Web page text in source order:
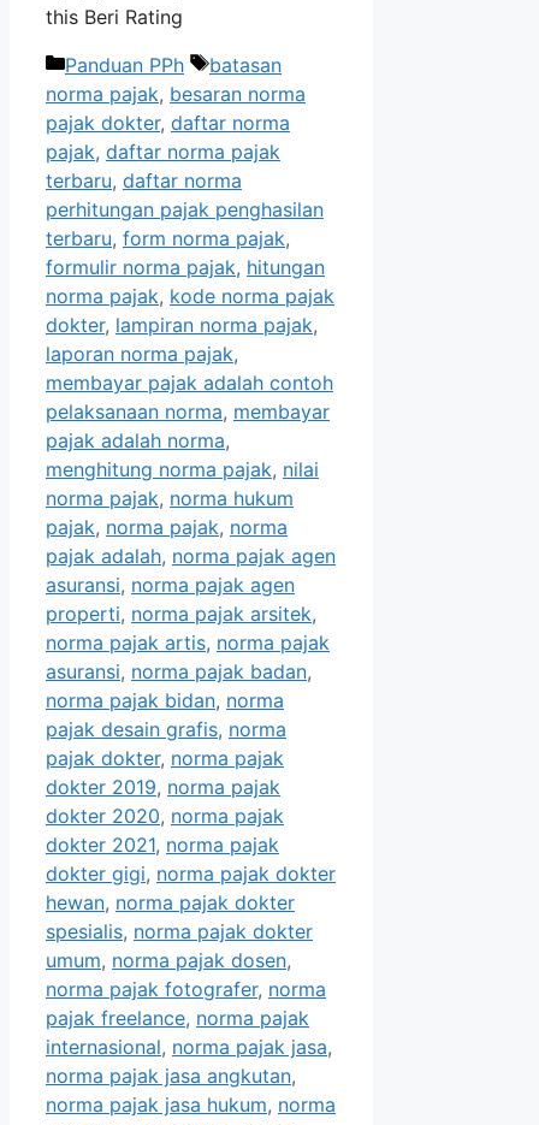
this Beri Rating
Kategori
Panduan PPh Tag
batasan
norma pajak, besaran norma
pajak dokter, daftar norma
pajak, daftar norma pajak
terbaru, daftar norma
perhitungan pajak penghasilan
terbaru, form norma pajak,
formulir norma pajak, hitungan
norma pajak, kode norma pajak
dokter, lampiran norma pajak,
laporan norma pajak,
membayar pajak adalah contoh
pelaksanaan norma, membayar
pajak adalah norma,
menghitung norma pajak, nilai
norma pajak, norma hukum
pajak, norma pajak, norma
pajak adalah, norma pajak agen
asuransi, norma pajak agen
properti, norma pajak arsitek,
norma pajak artis, norma pajak
asuransi, norma pajak badan,
norma pajak bidan, norma
pajak desain grafis, norma
pajak dokter, norma pajak
dokter 2019, norma pajak
dokter 2020, norma pajak
dokter 2021, norma pajak
dokter gigi, norma pajak dokter
hewan, norma pajak dokter
spesialis, norma pajak dokter
umum, norma pajak dosen,
norma pajak fotografer, norma
pajak freelance, norma pajak
internasional, norma pajak jasa,
norma pajak jasa angkutan,
norma pajak jasa hukum, norma